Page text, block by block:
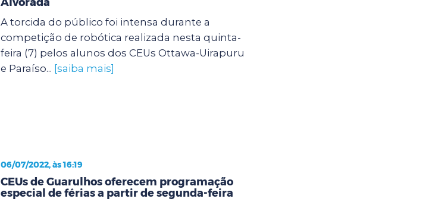
A torcida do público foi intensa durante a
competição de robótica realizada nesta quinta-
feira (7) pelos alunos dos CEUs Ottawa-Uirapuru
e Paraíso... [saiba mais]
06/07/2022, às 16:19
CEUs de Guarulhos oferecem programação
especial de férias a partir de segunda-feira